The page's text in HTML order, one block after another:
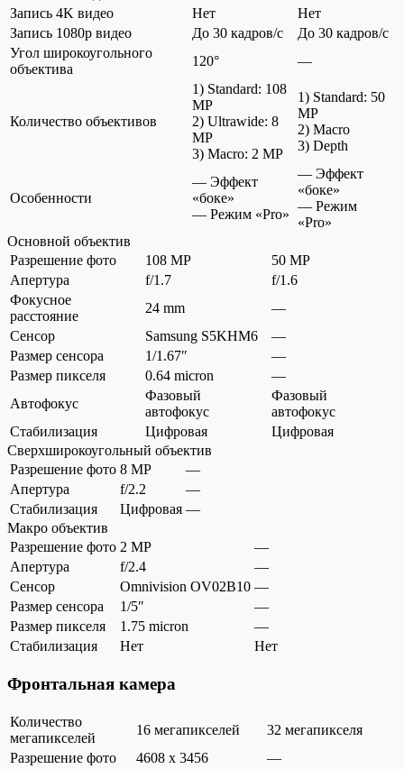
Запись 4K видео
Нет
Нет
Запись 1080p видео
До 30 кадров/c
До 30 кадров/c
Угол широкоугольного
объектива
120° —
Количество объективов
1) Standard: 108
MP
2) Ultrawide: 8
MP
3) Macro: 2 MP
1) Standard: 50
MP
2) Macro
3) Depth
Особенности
— Эффект
«боке»
— Режим «Pro»
— Эффект
«боке»
— Режим
«Pro»
Основной объектив
Разрешение фото
108 MP
50 MP
Апертура
f/1.7
f/1.6
Фокусное
расстояние
24 mm
—
Сенсор
Samsung S5KHM6
—
Размер сенсора
1/1.67″
—
Размер пикселя
0.64 micron
—
Автофокус
Фазовый
автофокус
Фазовый
автофокус
Стабилизация
Цифровая
Цифровая
Сверхширокоугольный объектив
Разрешение фото 8 MP
—
Апертура
f/2.2
—
Стабилизация
Цифровая —
Макро объектив
Разрешение фото 2 MP
—
Апертура
f/2.4
—
Сенсор
Omnivision OV02B10 —
Размер сенсора
1/5″
—
Размер пикселя
1.75 micron
—
Стабилизация
Нет Нет
Фронтальная камера
Количество
мегапикселей
16 мегапикселей
32 мегапикселя
Разрешение фото
4608 x 3456
—